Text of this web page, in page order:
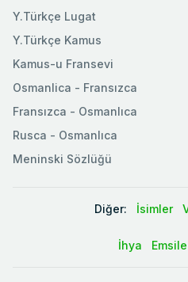
Y.Türkçe Lugat
Y.Türkçe Kamus
Kamus-u Fransevi
Osmanlica - Fransızca
Fransızca - Osmanlıca
Rusca - Osmanlıca
Meninski Sözlüğü
Diğer: İsimler
İhya Emsile